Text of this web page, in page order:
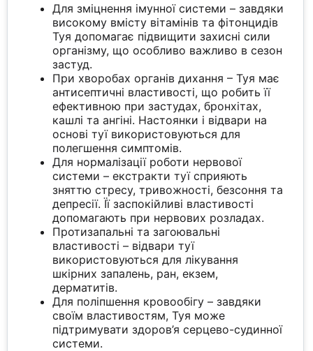
Для зміцнення імунної системи – завдяки
високому вмісту вітамінів та фітонцидів
Туя допомагає підвищити захисні сили
організму, що особливо важливо в сезон
застуд.
При хворобах органів дихання – Туя має
антисептичні властивості, що робить її
ефективною при застудах, бронхітах,
кашлі та ангіні. Настоянки і відвари на
основі туї використовуються для
полегшення симптомів.
Для нормалізації роботи нервової
системи – екстракти туї сприяють
зняттю стресу, тривожності, безсоння та
депресії. Її заспокійливі властивості
допомагають при нервових розладах.
Протизапальні та загоювальні
властивості – відвари туї
використовуються для лікування
шкірних запалень, ран, екзем,
дерматитів.
Для поліпшення кровообігу – завдяки
своїм властивостям, Туя може
підтримувати здоров’я серцево-судинної
системи.